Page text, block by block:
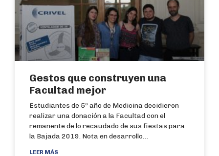
Gestos que construyen una
Facultad mejor
Estudiantes de 5º año de Medicina decidieron
realizar una donación a la Facultad con el
remanente de lo recaudado de sus fiestas para
la Bajada 2019. Nota en desarrollo…
LEER MÁS